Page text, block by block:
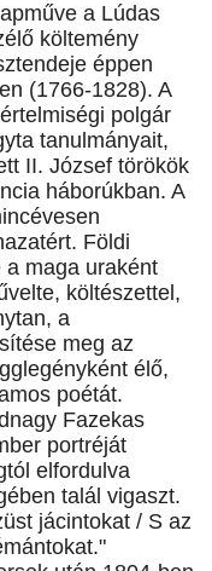
a Lúdas
költemény
éppen
(1766-1828). A
polgár
tanulmányait,
II. József törökök
háborúkban. A
Földi
a maga uraként
költészettel,
a
meg az
élő,
poétát.
Fazekas
portréját
elfordulva
talál vigaszt.
jácintokat / S az